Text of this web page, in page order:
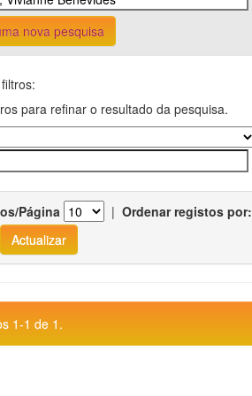
nova pesquisa
para refinar o resultado da pesquisa.
Página | Ordenar registos por:
1-1 de 1.